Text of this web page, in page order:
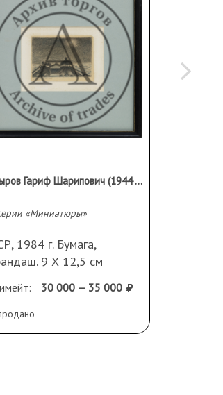
Басыров Гариф Шарипович (1944 - 2004 гг)
«Миниатюры»
1984 г. Бумага,
9 Х 12,5 см
изображения).
и дата слева внизу.
стекло, паспарту
30 000 — 35 000